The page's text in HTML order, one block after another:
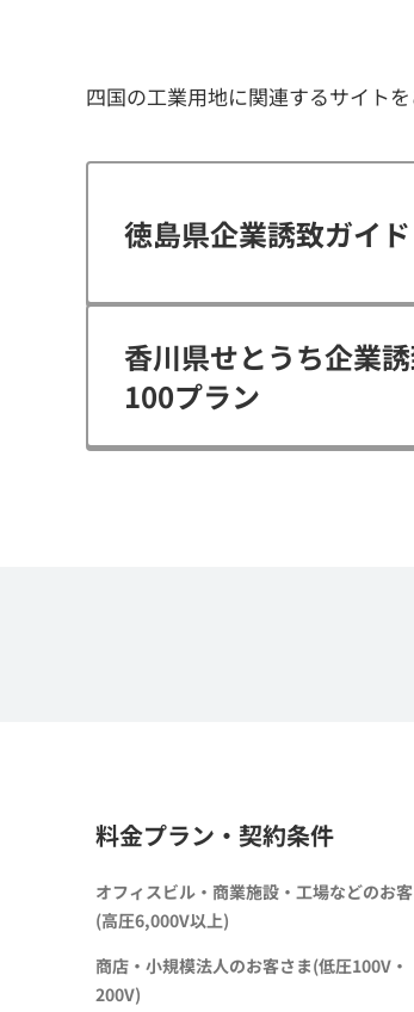
四国の工業用地に関連するサイトを
徳島県企業誘致ガイド
香川県せとうち企業
100プラン
料金プラン・契約条件
オフィスビル・商業施設・工場などのお
(高圧6,000V以上)
商店・小規模法人のお客さま(低圧100V・
200V)